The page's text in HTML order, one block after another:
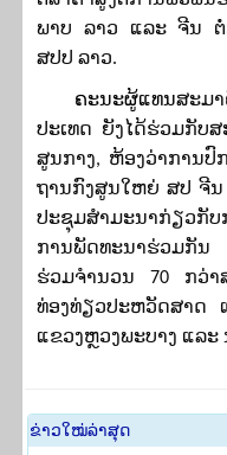
ພາບ ລາວ ແລະ ຈີນ ຕໍ່
ສປປ ລາວ.
ຄະນະຜູ້ແທນສະມາ
ປະເທດ ຍັງໄດ້ຮ່ວມກັບສ
ສູນກາງ, ຫ້ອງວ່າການປົກ
ຖານກົງສູນໃຫຍ່ ສປ ຈີນ
ປະຊຸມສຳມະນາກ່ຽວກັບ
ການພັດທະນາຮ່ວມກັນ
ຮ່ວມຈຳນວນ 70 ກວ່າ
ທ່ອງທ່ຽວປະຫວັດສາດ
ແຂວງຫຼວງ​ພະ​ບາງ ແລ
​ຂ່າວ​ໃໝ່​ລ່າ​ສຸດ